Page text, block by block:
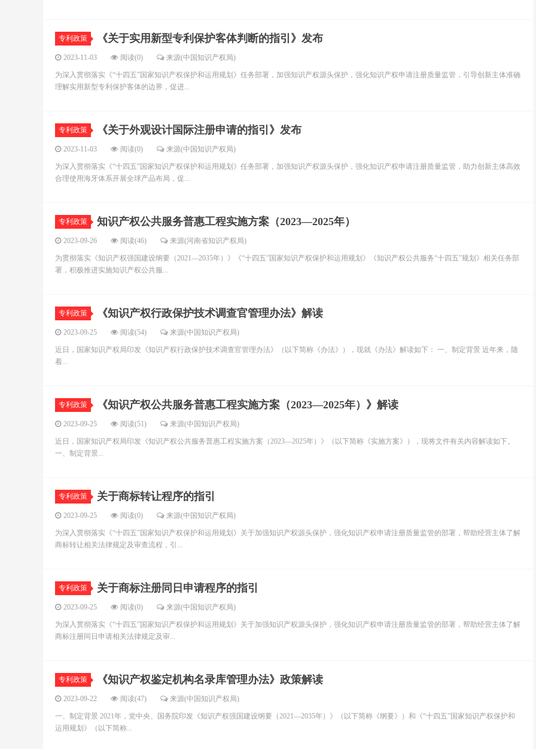
专利政策 《关于实用新型专利保护客体判断的指引》发布
2023-11-03 阅读(0) 来源(中国知识产权局)
为深入贯彻落实《“十四五”国家知识产权保护和运用规划》任务部署，加强知识产权源头保护，强化知识产权申请注册质量监管，引导创新主体准确
理解实用新型专利保护客体的边界，促进...
专利政策 《关于外观设计国际注册申请的指引》发布
2023-11-03 阅读(0) 来源(中国知识产权局)
为深入贯彻落实《“十四五”国家知识产权保护和运用规划》任务部署，加强知识产权源头保护，强化知识产权申请注册质量监管，助力创新主体高效
合理使用海牙体系开展全球产品布局，促...
专利政策 知识产权公共服务普惠工程实施方案（2023—2025年）
2023-09-26 阅读(46) 来源(河南省知识产权局)
为贯彻落实《知识产权强国建设纲要（2021—2035年）》《“十四五”国家知识产权保护和运用规划》《知识产权公共服务“十四五”规划》相关任务部
署，积极推进实施知识产权公共服...
专利政策 《知识产权行政保护技术调查官管理办法》解读
2023-09-25 阅读(54) 来源(中国知识产权局)
近日，国家知识产权局印发《知识产权行政保护技术调查官管理办法》（以下简称《办法》），现就《办法》解读如下： 一、制定背景 近年来，随
着...
专利政策 《知识产权公共服务普惠工程实施方案（2023—2025年）》解读
2023-09-25 阅读(51) 来源(中国知识产权局)
近日，国家知识产权局印发《知识产权公共服务普惠工程实施方案（2023—2025年）》（以下简称《实施方案》），现将文件有关内容解读如下。
一、制定背景...
专利政策 关于商标转让程序的指引
2023-09-25 阅读(0) 来源(中国知识产权局)
为深入贯彻落实《“十四五”国家知识产权保护和运用规划》关于加强知识产权源头保护，强化知识产权申请注册质量监管的部署，帮助经营主体了解
商标转让相关法律规定及审查流程，引...
专利政策 关于商标注册同日申请程序的指引
2023-09-25 阅读(0) 来源(中国知识产权局)
为深入贯彻落实《“十四五”国家知识产权保护和运用规划》关于加强知识产权源头保护，强化知识产权申请注册质量监管的部署，帮助经营主体了解
商标注册同日申请相关法律规定及审...
专利政策 《知识产权鉴定机构名录库管理办法》政策解读
2023-09-22 阅读(47) 来源(中国知识产权局)
一、制定背景 2021年，党中央、国务院印发《知识产权强国建设纲要（2021—2035年）》（以下简称《纲要》）和《“十四五”国家知识产权保护和
运用规划》（以下简称...